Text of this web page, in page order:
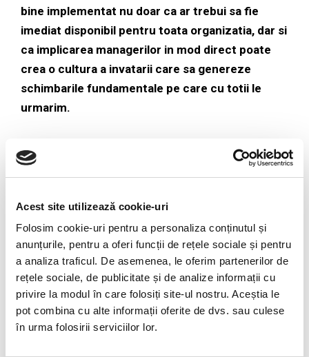
Acest site utilizează cookie-uri
Folosim cookie-uri pentru a personaliza conținutul și
anunțurile, pentru a oferi funcții de rețele sociale și pentru
a analiza traficul. De asemenea, le oferim partenerilor de
rețele sociale, de publicitate și de analize informații cu
privire la modul în care folosiți site-ul nostru. Aceștia le
pot combina cu alte informații oferite de dvs. sau culese
în urma folosirii serviciilor lor.
bine implementat nu doar ca ar trebui sa fie
imediat disponibil pentru toata organizatia, dar si
ca implicarea managerilor in mod direct poate
crea o cultura a invatarii care sa genereze
schimbarile fundamentale pe care cu totii le
urmarim.
SLII®
THE SLII EXPERIENCETM